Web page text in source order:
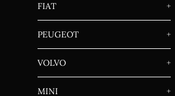
FIAT +
PEUGEOT +
VOLVO +
MINI +